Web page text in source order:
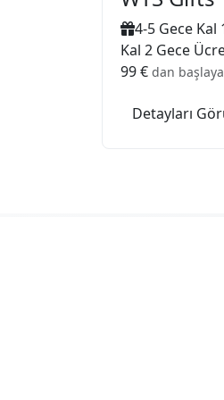
4-5 Gece Kal
Kal 2 Gece
99 € dan
Detayları